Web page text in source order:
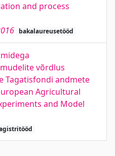
and process
bakalaureusetööd
võrdlus
Tagatisfondi andmete
Agricultural
and Model